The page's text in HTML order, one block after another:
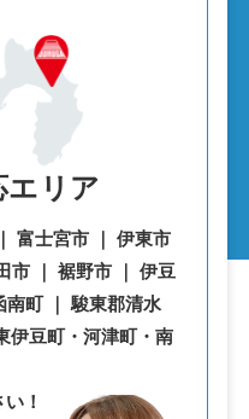
リア
富士宮市 ｜ 伊東市
市 ｜ 裾野市 ｜ 伊豆
南町 ｜ 駿東郡清水
伊豆町・河津町・南
！